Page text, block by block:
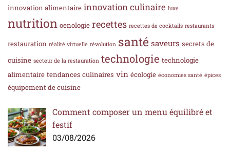
innovation alimentaire innovation culinaire luxe
nutrition oenologie recettes recettes de cocktails restaurants
restauration réalité virtuelle révolution santé saveurs secrets de
cuisine secteur de la restauration technologie technologie
alimentaire tendances culinaires vin écologie économies santé épices
équipement de cuisine
Comment composer un menu équilibré et
festif
03/08/2026